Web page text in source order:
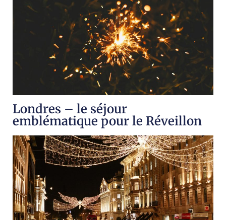
Londres – le séjour
emblématique pour le Réveillon